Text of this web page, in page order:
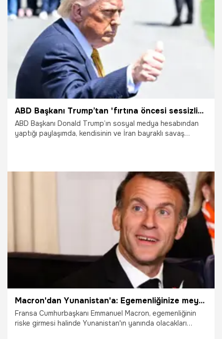
3.06.2026 Dünya
ABD Başkanı Trump’tan 'fırtına öncesi sessizlik' paylaşımı
ABD Başkanı Donald Trump’ın sosyal medya hesabından
yaptığı paylaşımda, kendisinin ve İran bayraklı savaş
Macron'dan Yunanistan'a: Egemenliğinize meydan okunursa burada olacağız
Fransa Cumhurbaşkanı Emmanuel Macron, egemenliğinin
riske girmesi halinde Yunanistan'ın yanında olacakları